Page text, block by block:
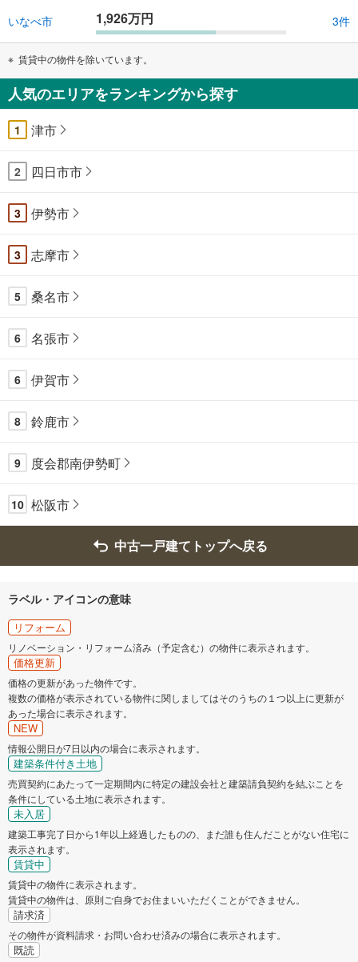
マ
ペ
ジ
に
保
存
す
る
いなべ市 1,926万円 3件
賃貸中の物件を除いています。
人気のエリアをランキングから探す
1 津市
2 四日市市
3 伊勢市
3 志摩市
5 桑名市
6 名張市
6 伊賀市
8 鈴鹿市
9 度会郡南伊勢町
10 松阪市
中古一戸建てトップへ戻る
ラベル・アイコンの意味
リフォーム
リノベーション・リフォーム済み（予定含む）の物件に表示されます。
価格更新
価格の更新があった物件です。
複数の価格が表示されている物件に関しましてはそのうちの１つ以上に更新が
あった場合に表示されます。
NEW
情報公開日が7日以内の場合に表示されます。
建築条件付き土地
売買契約にあたって一定期間内に特定の建設会社と建築請負契約を結ぶことを
条件にしている土地に表示されます。
未入居
建築工事完了日から1年以上経過したものの、まだ誰も住んだことがない住宅に
表示されます。
賃貸中
賃貸中の物件に表示されます。
賃貸中の物件は、原則ご自身でお住まいいただくことができません。
請求済
その物件が資料請求・お問い合わせ済みの場合に表示されます。
既読